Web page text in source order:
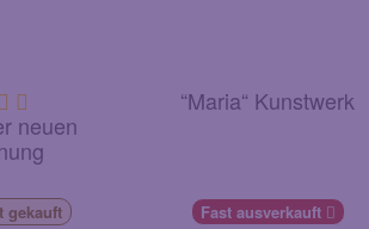
neuen
gekauft
“Maria“ Kunstwerk
Fast ausverkauft